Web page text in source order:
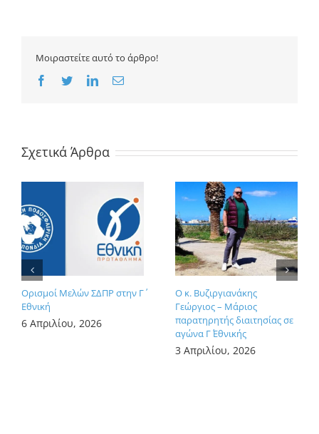
Μοιραστείτε αυτό το άρθρο!
Facebook
TwitterLinkedInEmail
Σχετικά Άρθρα
Ορισμοί Μελών ΣΔΠΡ στην Γ΄
Εθνική
6 Απριλίου, 2026
Ο κ. Βυζιργιανάκης
Γεώργιος – Μάριος
παρατηρητής διαιτησίας σε
αγώνα Γ΄ Εθνικής
3 Απριλίου, 2026